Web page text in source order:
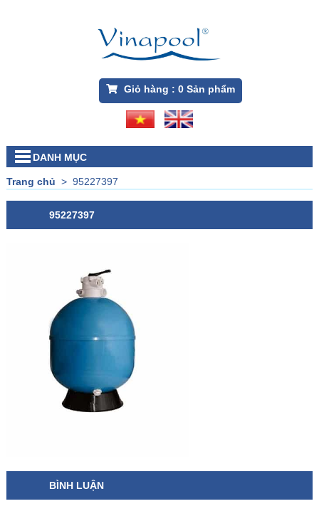
Giỏ hàng : 0Sản phẩm
DANH MỤC
Trang chủ > 95227397
95227397
BÌNH LUẬN